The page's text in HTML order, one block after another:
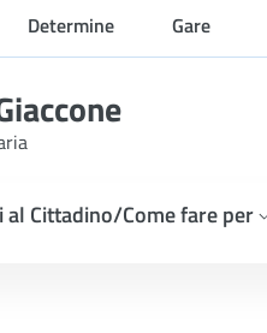
Determine Gare
al Cittadino/Come fare per